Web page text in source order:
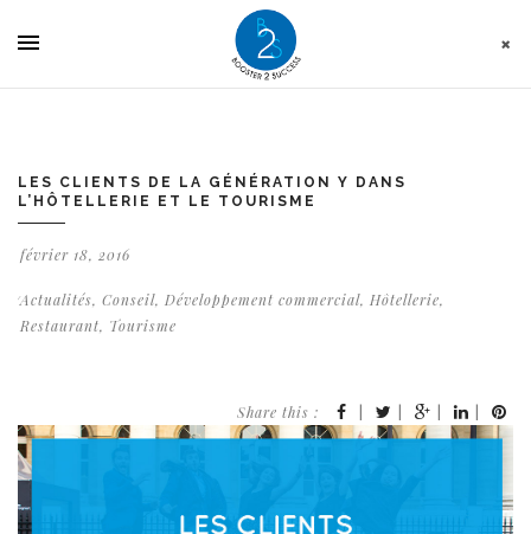
LES CLIENTS DE LA GÉNÉRATION Y DANS
L’HÔTELLERIE ET LE TOURISME
février 18, 2016
Actualités, Conseil, Développement commercial, Hôtellerie,
Restaurant, Tourisme
Share this :
Panneau de gestion des cookies